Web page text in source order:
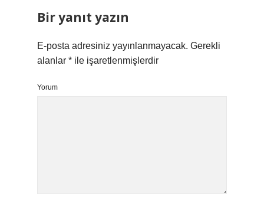
Bir yanıt yazın
E-posta adresiniz yayınlanmayacak. Gerekli
alanlar * ile işaretlenmişlerdir
Yorum